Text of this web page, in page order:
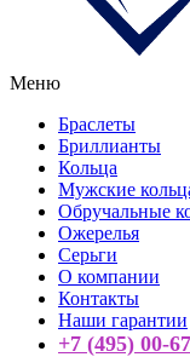
Меню
Браслеты
Бриллианты
Кольца
Мужские
Обручальные
Ожерелья
Серьги
О компании
Контакты
Наши гарантии
+7 (495) 00-